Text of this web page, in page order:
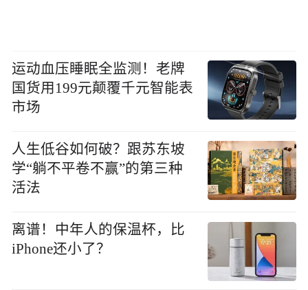
运动血压睡眠全监测！老牌
国货用199元颠覆千元智能表
市场
人生低谷如何破？跟苏东坡
学“躺不平卷不赢”的第三种
活法
离谱！中年人的保温杯，比
iPhone还小了？